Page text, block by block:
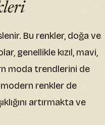
Bu renkler, doğa ve
genellikle kızıl, mavi,
moda trendlerini de
renkler de
artırmakta ve